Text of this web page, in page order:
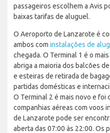
passageiros escolhem a Avis
baixas tarifas de aluguel.
O Aeroporto de Lanzarote é
ambos com instalações de
chegada. O Terminal 1 é o
abriga a maioria dos balcões
e esteiras de retirada de
partidas domésticas e
O Terminal 2 é mais novo e foi
companhias aéreas com voos
de Lanzarote pode ser
aberta das 07:00 às 22:00. Os